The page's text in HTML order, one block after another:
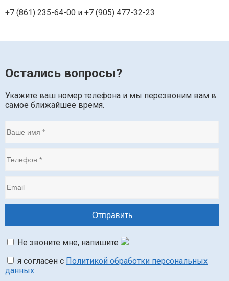
+7 (861) 235-64-00 и +7 (905) 477-32-23
Остались вопросы?
Укажите ваш номер телефона и мы перезвоним вам в
самое ближайшее время.
Не звоните мне, напишите
я согласен с Политикой обработки персональных
данных